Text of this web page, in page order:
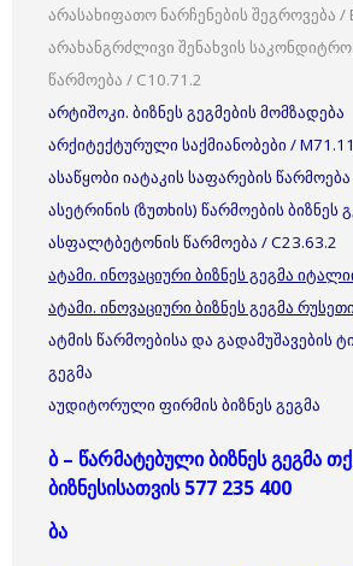
არასახიფათო ნარჩენების შეგროვება /
არახანგრძლივი შენახვის საკონდიტრო
წარმოება / C10.71.2
არტიშოკი. ბიზნეს გეგმების მომზადება
არქიტექტურული საქმიანობები /
ასაწყობი იატაკის საფარების
ასეტრინის (ზუთხის) წარმოების ბიზნეს
ასფალტბეტონის წარმოება / C23.63.2
ატამი. ინოვაციური ბიზნეს გეგმა
ატამი. ინოვაციური ბიზნეს გეგმა
ატმის წარმოებისა და გადამუშავების
გეგმა
აუდიტორული ფირმის ბიზნეს გეგმა
ბ – წარმატებული ბიზნეს გეგმა
ბიზნესისათვის 577 235 400
ბა